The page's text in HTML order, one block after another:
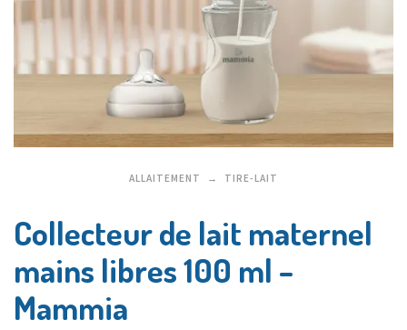
ALLAITEMENT TIRE-LAIT
Collecteur de lait maternel
mains libres 100 ml –
Mammia